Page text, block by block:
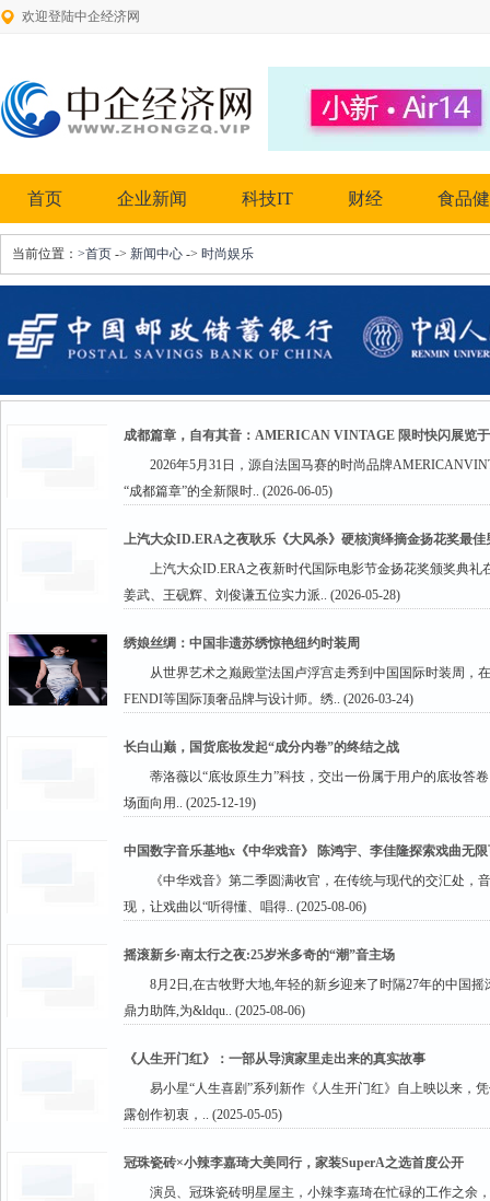
欢迎登陆中企经济网
首页 企业新闻 科技IT 财经 食品
当前位置： >首页 -> 新闻中心 -> 时尚娱乐
成都篇章，自有其音：AMERICAN VINTAGE 限时快闪展览
2026年5月31日，源自法国马赛的时尚品牌
“成都篇章”的全新限时.. (2026-06-05)
上汽大众ID.ERA之夜耿乐《大风杀》硬核演绎摘金扬花奖最佳
上汽大众ID.ERA之夜新时代国际电影节金扬花奖颁奖典
姜武、王砚辉、刘俊谦五位实力派.. (2026-05-28)
绣娘丝绸：中国非遗苏绣惊艳纽约时装周
从世界艺术之巅殿堂法国卢浮宫走秀到中国国际时装周，
FENDI等国际顶奢品牌与设计师。绣.. (2026-03-24)
长白山巅，国货底妆发起“成分内卷”的终结之战
蒂洛薇以“底妆原生力”科技，交出一份属于用户的底妆答
场面向用.. (2025-12-19)
中国数字音乐基地x《中华戏音》 陈鸿宇、李佳隆探索戏曲无
《中华戏音》第二季圆满收官，在传统与现代的交汇处
现，让戏曲以“听得懂、唱得.. (2025-08-06)
摇滚新乡·南太行之夜:25岁米多奇的“潮”音主场
8月2日,在古牧野大地,年轻的新乡迎来了时隔27年的中国
鼎力助阵,为&ldqu.. (2025-08-06)
《人生开门红》：一部从导演家里走出来的真实故事
易小星“人生喜剧”系列新作《人生开门红》自上映以来，
露创作初衷，.. (2025-05-05)
冠珠瓷砖×小辣李嘉琦大美同行，家装SuperA之选首度公开
演员、冠珠瓷砖明星屋主，小辣李嘉琦在忙碌的工作之余